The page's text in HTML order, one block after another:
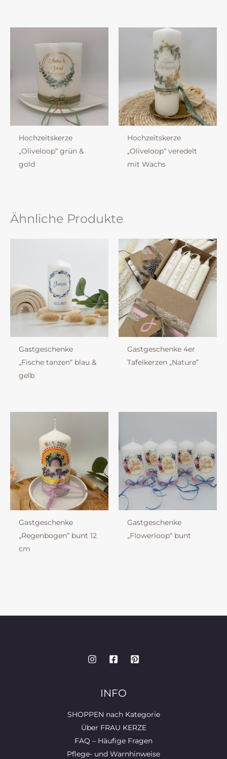
Hochzeitskerze
„Oliveloop“ grün &
gold
Hochzeitskerze
„Oliveloop“ veredelt
mit Wachs
Ähnliche Produkte
Gastgeschenke
„Fische tanzen“ blau &
gelb
Gastgeschenke 4er
Tafelkerzen „Nature“
Gastgeschenke
„Regenbogen“ bunt 12
cm
Gastgeschenke
„Flowerloop“ bunt
INFO
SHOPPEN nach Kategorie
Über FRAU KERZE
FAQ – Häufige Fragen
Pflege- und Warnhinweise